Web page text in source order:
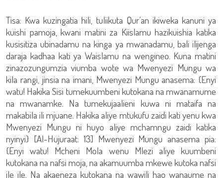
Tisa: Kwa kuzingatia hili, tuliikuta Qur’an ikiweka kanuni ya
kuishi pamoja, kwani matini za Kiislamu hazikuishia katika
kusisitiza ubinadamu na kinga ya mwanadamu, bali ilijenga
daraja kadhaa kati ya Waislamu na wengineo. Kuna matini
zinazozungumzia viumba wote wa Mwenyezi Mungu wa
kila rangi, jinsia na imani, Mwenyezi Mungu anasema: {Enyi
watu! Hakika Sisi tumekuumbeni kutokana na mwanamume
na mwanamke. Na tumekujaalieni kuwa ni mataifa na
makabila ili mjuane. Hakika aliye mtukufu zaidi kati yenu kwa
Mwenyezi Mungu ni huyo aliye mchamngu zaidi katika
nyinyi} [Al-Hujuraat: 13] Mwenyezi Mungu anasema pia:
{Enyi watu! Mcheni Mola wenu Mlezi aliye kuumbeni
kutokana na nafsi moja, na akamuumba mkewe kutoka nafsi
ile ile. Na akaeneza kutokana na wawili hao wanaume na